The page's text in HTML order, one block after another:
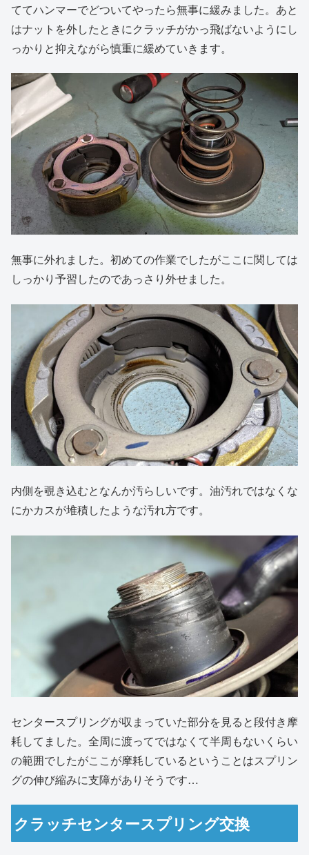
ててハンマーでどついてやったら無事に緩みました。あと
はナットを外したときにクラッチがかっ飛ばないようにし
っかりと抑えながら慎重に緩めていきます。
無事に外れました。初めての作業でしたがここに関しては
しっかり予習したのであっさり外せました。
内側を覗き込むとなんか汚らしいです。油汚れではなくな
にかカスが堆積したような汚れ方です。
センタースプリングが収まっていた部分を見ると段付き摩
耗してました。全周に渡ってではなくて半周もないくらい
の範囲でしたがここが摩耗しているということはスプリン
グの伸び縮みに支障がありそうです…
クラッチセンタースプリング交換